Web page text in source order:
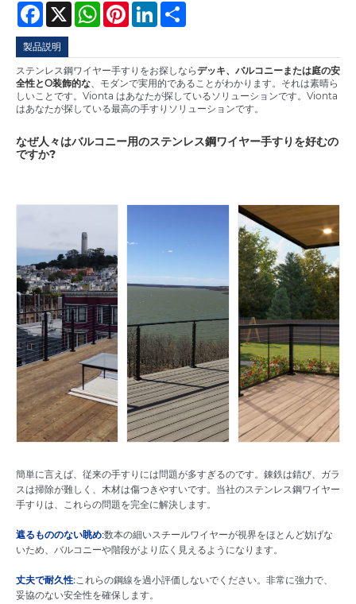
Facebook
X WhatsAppPinterestLinkedIn
製品説明
ステンレス鋼ワイヤー手すりをお探しならデッキ、バルコニーまたは庭の安
全性とO装飾的な、モダンで実用的であることがわかります。それは素晴ら
しいことです。Vionta はあなたが探しているソリューションです。Vionta
はあなたが探している最高の手すりソリューションです。
なぜ人々はバルコニー用のステンレス鋼ワイヤー手すりを好むの
ですか?
簡単に言えば、従来の手すりには問題が多すぎるのです。錬鉄は錆び、ガラ
スは掃除が難しく、木材は傷つきやすいです。当社のステンレス鋼ワイヤー
手すりは、これらの問題を完全に解決します。
遮るもののない眺め:数本の細いスチールワイヤーが視界をほとんど妨げな
いため、バルコニーや階段がより広く見えるようになります。
丈夫で耐久性:これらの鋼線を過小評価しないでください。非常に強力で、
妥協のない安全性を確保します。